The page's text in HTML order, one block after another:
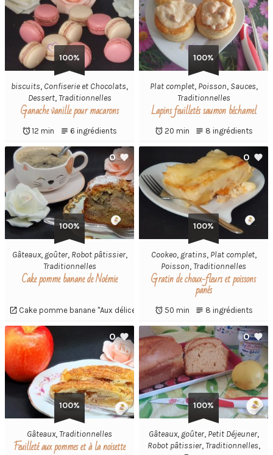
100%
biscuits, Confiserie et Chocolats,
Dessert,Traditionnelles
Ganache vanille pour macarons
12 min 6 ingrédients
100%
Plat complet, Poisson, Sauces,
Traditionnelles
Lapins feuilletés saumon béchamel
20 min 8 ingrédients
100%
0
Gâteaux, goûter, Robot pâtissier,
Traditionnelles
Cake pomme banane de Noémie
Cake pomme banane "Aux délices d'antan"
100%
0
Cookeo, gratins, Plat complet,
Poisson,Traditionnelles
Gratin de choux-fleurs et poissons
panés
50 min 8 ingrédients
100%
0
Gâteaux,Traditionnelles
Feuilleté aux pommes et à la noisette
100%
0
Gâteaux, goûter, Petit Déjeuner,
Robot pâtissier,Traditionnelles,